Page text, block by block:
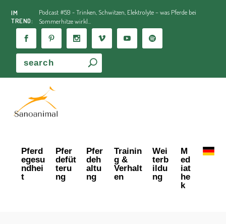
IM
TREND:
Podcast #59 - Trinken, Schwitzen, Elektrolyte – was Pferde bei
Sommerhitze wirkl...
Pferd
egesu
ndhei
t
Pfer
defüt
teru
ng
Pfer
deh
altu
ng
Trainin
g &
Verhalt
en
Wei
terb
ildu
ng
M
ed
iat
he
k